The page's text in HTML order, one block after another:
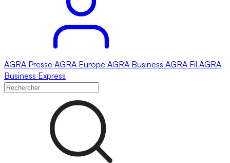
AGRA Presse AGRA Europe AGRA Business AGRA Fil AGRA
Business Express